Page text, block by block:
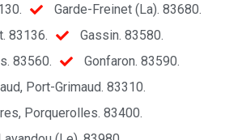
Garde-Freinet (La). 83680.
83136.
Gassin. 83580.
83560.
Gonfaron. 83590.
Port-Grimaud. 83310.
Porquerolles. 83400.